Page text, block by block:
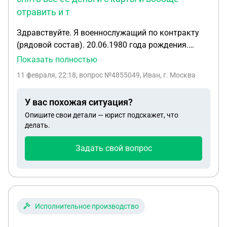
отравить и т
Здравствуйте. Я военнослужащий по контракту
(рядовой состав). 20.06.1980 года рождения.
Календарная выслуга 21 год. Общая за 30 лет.
заключении ВВК от июня 2023 года указано:
ВДВ, МОРСКОЙ ПЕХОТЕ, НА НАДВОДНЫХ,
ПОДВОДНЫХ КОРАБЛЯХ, В УСЛОВИЯХ
ПОВЫШЕННОГО ДАВЛЕНИЯ ГАЗОВОЙ СРЕДЫ) .
настоящий момент моя мать находится в
шизофреноподобное психическое расстройство.
последнее время периоды между ремиссиями
Показать полностью
11 февраля, 22:18, вопрос №4855049, Иван, г. Москва
У вас похожая ситуация?
Опишите свои детали — юрист подскажет, что
делать.
Задать свой вопрос
Исполнительное производство